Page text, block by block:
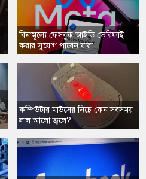
বিনামূল্যে ফেসবুক আইডি ভেরিফাই
করার সুযোগ পাবেন যারা
কম্পিউটার মাউসের নিচে কেন সবসময়
লাল আলো জ্বলে?